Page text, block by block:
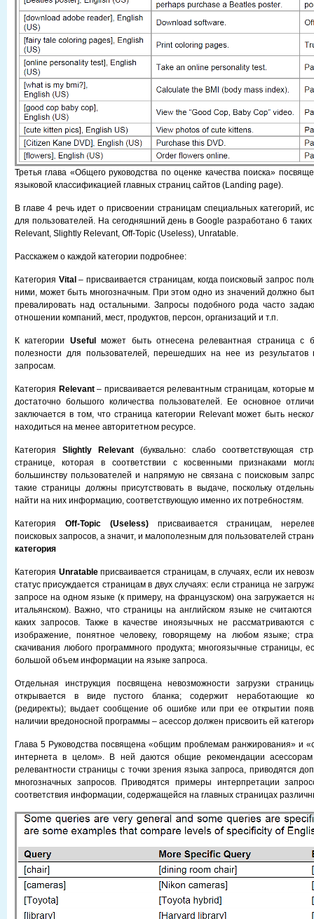
Третья глава «Общего руководства по оценке качества поиска»
языковой классификацией главных страниц сайтов (Landing page).
В главе 4 речь идет о присвоении страницам специальных категорий,
для пользователей. На сегодняшний день в Google разработано 6 таких
Relevant, Slightly Relevant, Off-Topic (Useless), Unratable.
Расскажем о каждой категории подробнее:
Категория Vital – присваивается страницам, когда поисковый запрос
ними, может быть многозначным. При этом одно из значений должно
превалировать над остальными. Запросы подобного рода часто
отношении компаний, мест, продуктов, персон, организаций и т.п.
К категории Useful
может быть отнесена релевантная страница с
полезности для пользователей, перешедших на нее из результатов
запросам.
Категория Relevant– присваивается релевантным страницам, которые
достаточно большого количества пользователей. Ее основное
заключается в том, что страница категории Relevant может быть
находиться на менее авторитетном ресурсе.
Категория Slightly Relevant (буквально: слабо соответствующая
странице, которая в соответствии с косвенными признаками
большинству пользователей и напрямую не связана с поисковым
такие страницы должны присутствовать в выдаче, поскольку
найти на них информацию, соответствующую именно их потребностям.
Категория Off-Topic (Useless) присваивается страницам,
поисковых запросов, а значит, и малополезным для пользователей
категория
Категория Unratableприсваивается страницам, в случаях, если их
статус присуждается страницам в двух случаях: если страница не
запросе на одном языке (к примеру, на французском) она загружается
итальянском). Важно, что страницы на английском языке не
каких запросов. Также в качестве иноязычных не рассматриваются
изображение, понятное человеку, говорящему на любом языке;
скачивания любого программного продукта; многоязычные страницы,
большой объем информации на языке запроса.
Отдельная инструкция посвящена невозможности загрузки
открывается в виде пустого бланка; содержит неработающие
(редиректы); выдает сообщение об ошибке или при ее открытии
наличии вредоносной программы – асессор должен присвоить ей
Глава 5 Руководства посвящена «общим проблемам ранжирования» и
интернета в целом». В ней даются общие рекомендации асессорам
релевантности страницы с точки зрения языка запроса, приводятся
многозначных запросов. Приводятся примеры интерпретации
соответствия информации, содержащейся на главных страницах